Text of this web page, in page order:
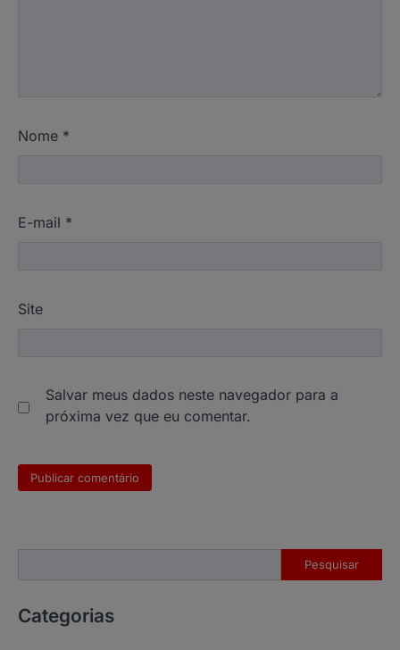
Nome *
E-mail *
Site
Salvar meus dados neste navegador para a
próxima vez que eu comentar.
Pesquisar
Categorias